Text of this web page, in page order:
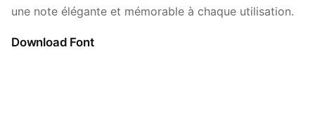
une note élégante et mémorable à chaque utilisation.
Download Font